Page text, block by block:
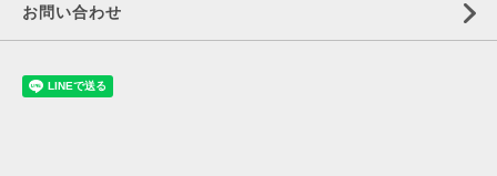
お問い合わせ